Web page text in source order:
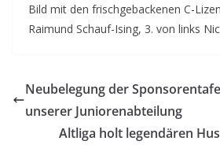
Bild mit den frischgebackenen C-
Raimund Schauf-Ising, 3. von links
Neubelegung der
unserer Juniorenabteilung
Altliga holt legendären